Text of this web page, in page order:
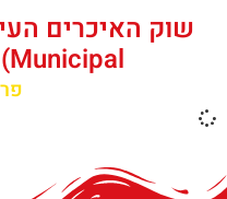
Municipal) בקוסטה ברווה